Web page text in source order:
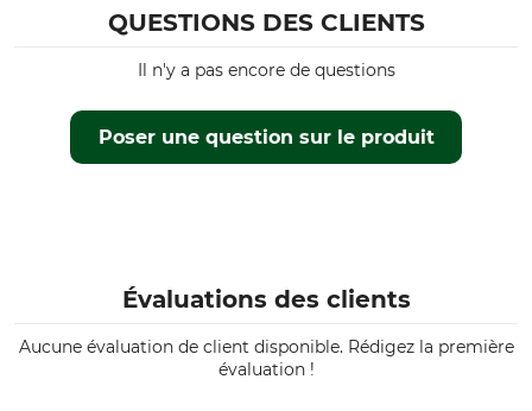
QUESTIONS DES CLIENTS
Poser une question sur le produit
Il n'y a pas encore de questions
Évaluations des clients
Aucune évaluation de client disponible. Rédigez la première
évaluation !